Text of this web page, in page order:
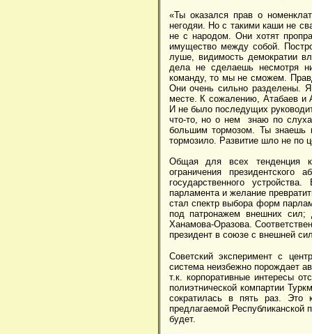
«Ты оказался прав о
негодяи. Но с такими каши не
не с народом. Они хотят
имущество между собой.
луше, видимость демократии
дела не сделаешь несмотря
команду, то мы не сможем.
Они очень сильно разделены.
месте. К сожалению, Атабаев и
И не было последущих
что-то, но о нем знаю по
большим тормозом. Ты знаешь
тормозило. Развитие шло не по
Общая для всех тенденция к
ограничения президентского
государственного
парламента и желание
стал спектр выбора форм
под патронажем внешних сил;
Ханамова-Оразова.
президент в союзе с внешней
Советский эксперимент с
система неизбежно порождает
т.к. корпоративные интересы
полиэтнической компартии
сократилась в пять раз. Это
предлагаемой Республиканской
будет.